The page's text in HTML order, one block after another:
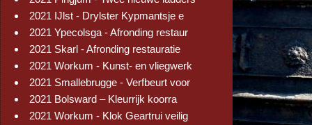
2021 IJlst - Drylster Kypmantsje e
2021 Ypecolsga - Afronding restaur
2021 Skarl - Afronding restauratie
2021 Workum - Kunst- en vliegwerk
2021 Smallebrugge - Verfbeurt voor
2021 Bolsward – Kleurrijk koorra
2021 Workum - Klok Geartrui veilig